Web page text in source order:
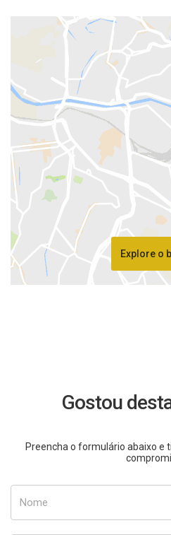
Explore o
Gostou
Preencha o formulário abaixo e